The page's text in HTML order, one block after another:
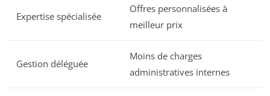
Expertise spécialisée
Offres personnalisées à
meilleur prix
Gestion déléguée
Moins de charges
administratives internes